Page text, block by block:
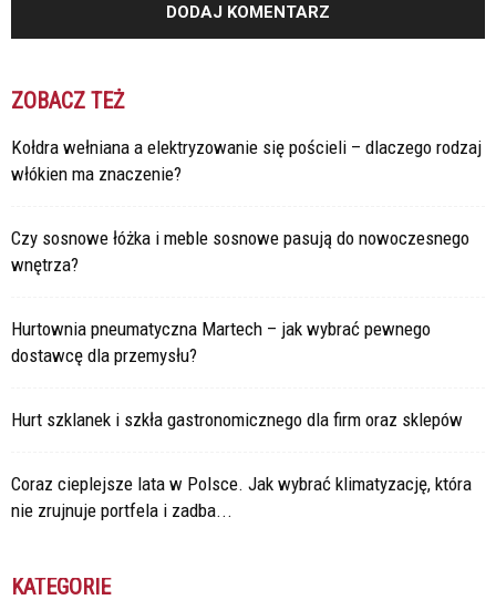
ZOBACZ TEŻ
Kołdra wełniana a elektryzowanie się pościeli – dlaczego rodzaj
włókien ma znaczenie?
Czy sosnowe łóżka i meble sosnowe pasują do nowoczesnego
wnętrza?
Hurtownia pneumatyczna Martech – jak wybrać pewnego
dostawcę dla przemysłu?
Hurt szklanek i szkła gastronomicznego dla firm oraz sklepów
Coraz cieplejsze lata w Polsce. Jak wybrać klimatyzację, która
nie zrujnuje portfela i zadba...
KATEGORIE